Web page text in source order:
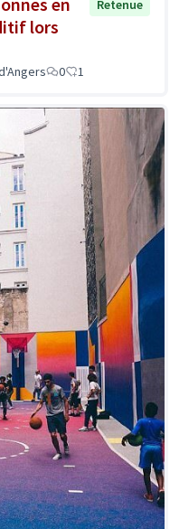
lors
Retenue
0 1